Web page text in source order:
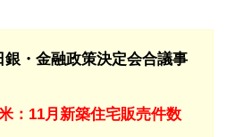
銀・金融政策決定会合議事
：11月新築住宅販売件数